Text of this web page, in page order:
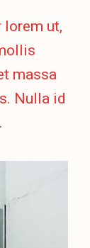
ut,
massa
Nulla id